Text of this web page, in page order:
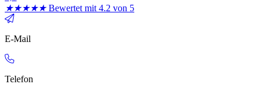
★★★★★ Bewertet mit 4.2 von 5
E-Mail
Telefon